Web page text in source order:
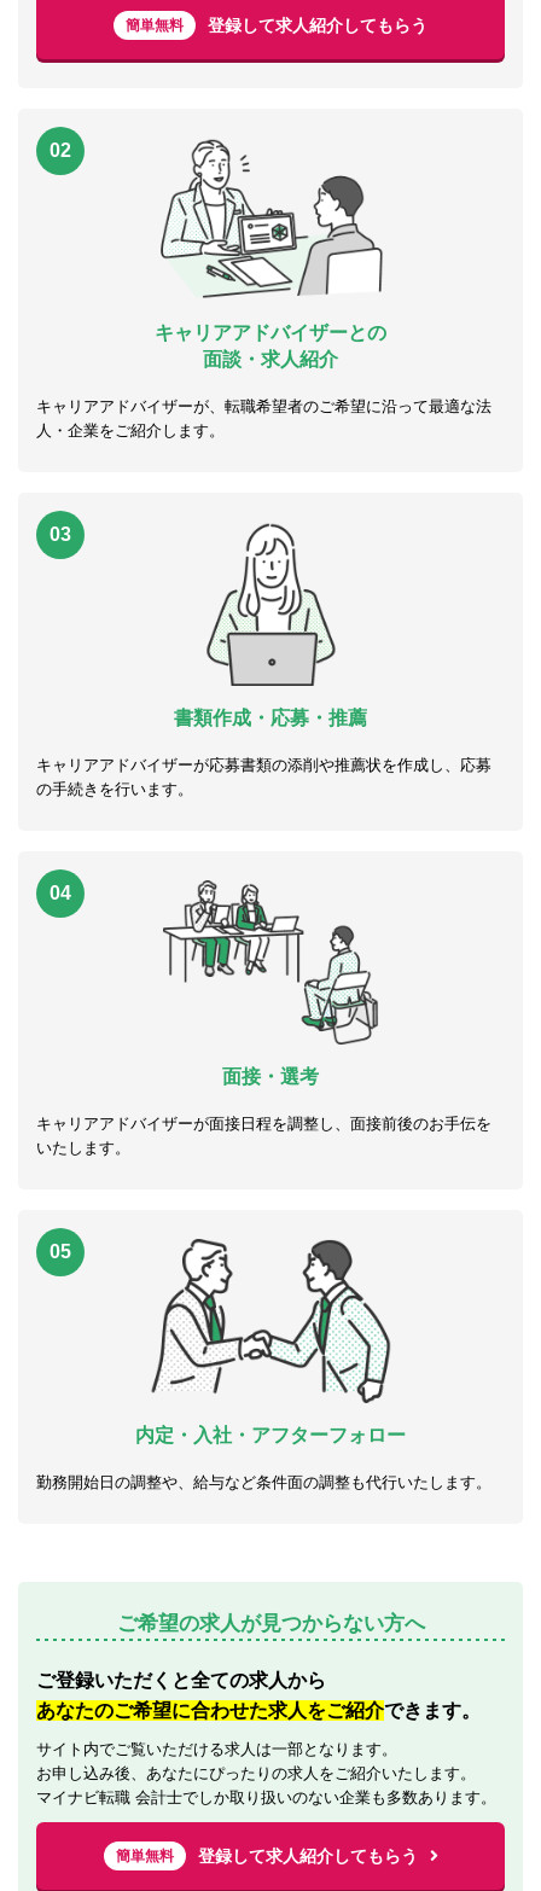
簡単無料 登録して求人紹介してもらう
02
キャリアアドバイザーとの
面談・求人紹介
キャリアアドバイザーが、転職希望者のご希望に沿って最適な法
人・企業をご紹介します。
03
書類作成・応募・推薦
キャリアアドバイザーが応募書類の添削や推薦状を作成し、応募
の手続きを行います。
04
面接・選考
キャリアアドバイザーが面接日程を調整し、面接前後のお手伝を
いたします。
05
内定・入社・アフターフォロー
勤務開始日の調整や、給与など条件面の調整も代行いたします。
ご希望の求人が見つからない方へ
ご登録いただくと全ての求人から
あなたのご希望に合わせた求人をご紹介できます。
サイト内でご覧いただける求人は一部となります。
お申し込み後、あなたにぴったりの求人をご紹介いたします。
マイナビ転職 会計士でしか取り扱いのない企業も多数あります。
簡単無料 登録して求人紹介してもらう